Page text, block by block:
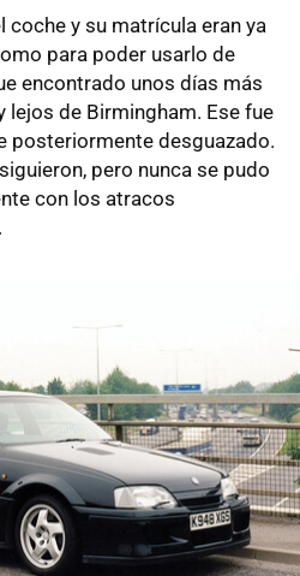
coche y su matrícula eran ya
para poder usarlo de
encontrado unos días más
lejos de Birmingham. Ese fue
posteriormente desguazado.
pero nunca se pudo
con los atracos